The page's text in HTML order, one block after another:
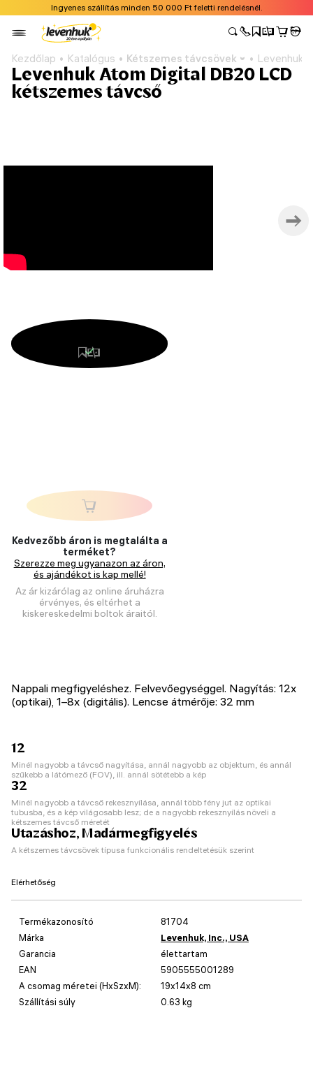
Ingyenes szállítás minden 50 000 Ft feletti rendelésnél.
Kezdőlap Katalógus Kétszemes távcsövek Levenhuk
Levenhuk Atom Digital DB20 LCD
kétszemes távcső
Kedvezőbb áron is megtalálta a
terméket?
Szerezze meg ugyanazon az áron,
és ajándékot is kap mellé!
Az ár kizárólag az online áruházra
érvényes, és eltérhet a
kiskereskedelmi boltok áraitól.
Nappali megfigyeléshez. Felvevőegységgel. Nagyítás: 12x
(optikai), 1–8x (digitális). Lencse átmérője: 32 mm
12
Minél nagyobb a távcső nagyítása, annál nagyobb az objektum, és annál
szűkebb a látómező (FOV), ill. annál sötétebb a kép
32
Minél nagyobb a távcső rekesznyílása, annál több fény jut az optikai
tubusba, és a kép világosabb lesz; de a nagyobb rekesznyílás növeli a
kétszemes távcső méretét
Utazáshoz, Madármegfigyelés
A kétszemes távcsövek típusa funkcionális rendeltetésük szerint
Elérhetőség
Termékazonosító
81704
Márka
Levenhuk, Inc., USA
Garancia
élettartam
EAN
5905555001289
A csomag méretei (HxSzxM):
19x14x8 cm
Szállítási súly
0.63 kg